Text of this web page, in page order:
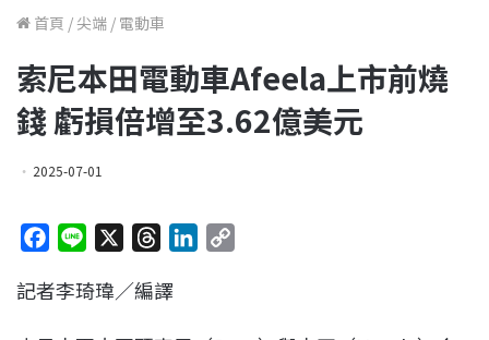
首頁 /尖端 / 電動車
索尼本田電動車Afeela上市前燒
錢 虧損倍增至3.62億美元
2025-07-01
c
n
r
記者李琦瑋／編譯